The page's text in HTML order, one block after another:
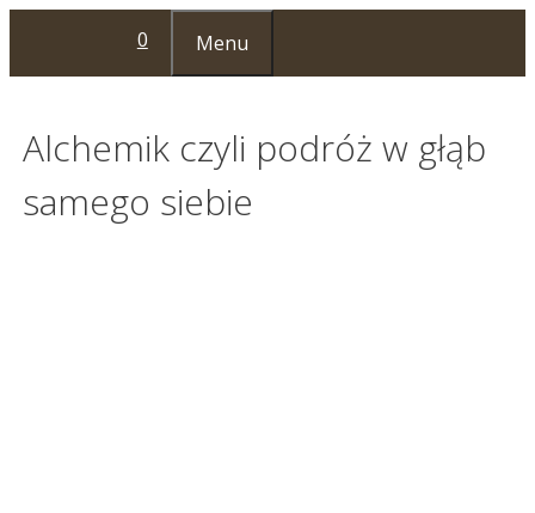
treści
0 Menu
Alchemik czyli podróż w głąb
samego siebie